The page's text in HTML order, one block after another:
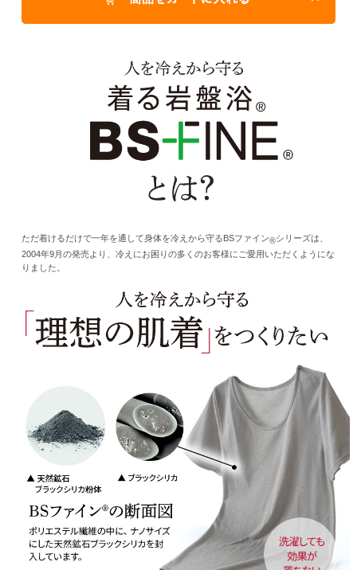
ただ着けるだけで一年を通して身体を冷えから守るBSファイン®シリーズは、
2004年9月の発売より、冷えにお困りの多くのお客様にご愛用いただくようにな
りました。